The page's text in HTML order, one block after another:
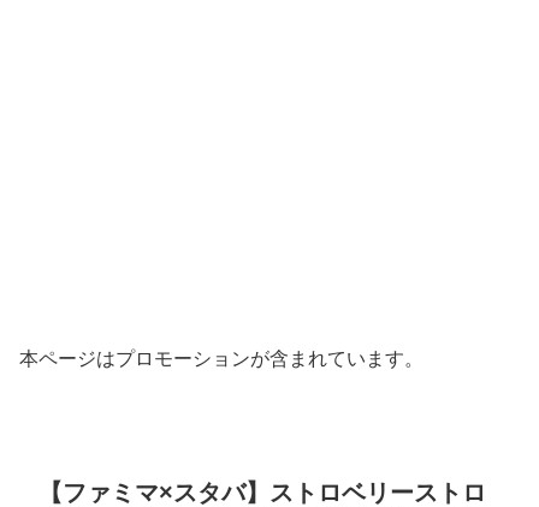
本ページはプロモーションが含まれています。
【ファミマ×スタバ】ストロベリーストロ